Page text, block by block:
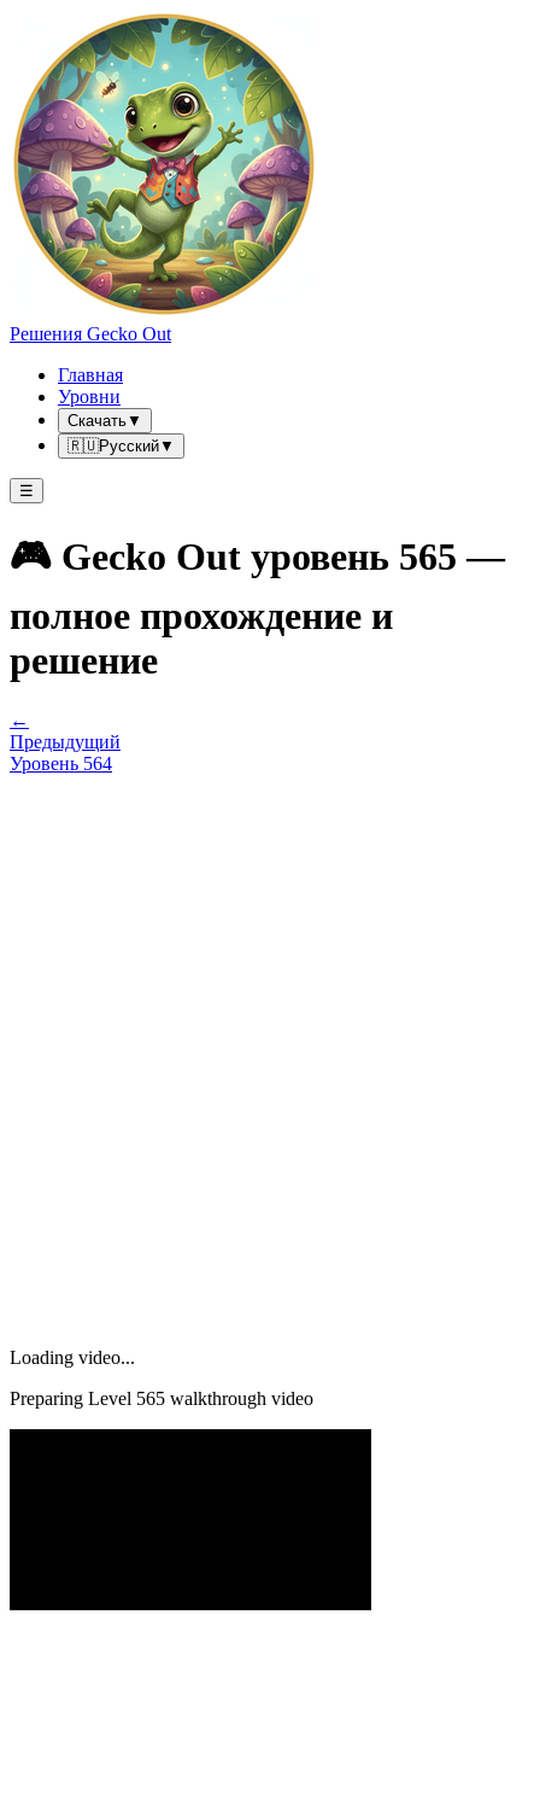
Решения Gecko Out
Главная
Уровни
Скачать▼
🇷🇺Русский▼
☰
🎮 Gecko Out уровень 565 —
полное прохождение и
решение
←
Предыдущий
Уровень 564
Loading video...
Preparing Level 565 walkthrough video